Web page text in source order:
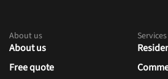
About us
About us
Free quote
Services